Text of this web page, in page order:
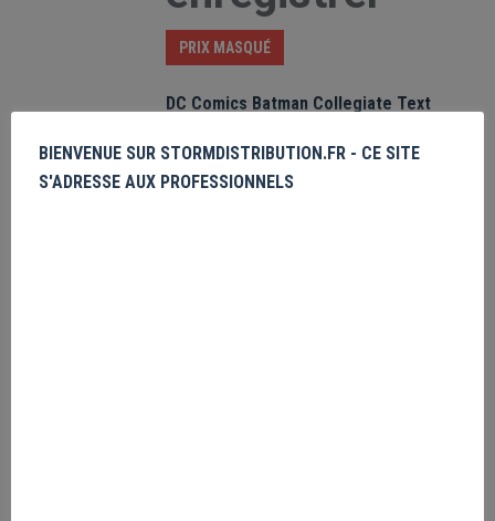
PRIX MASQUÉ
DC Comics Batman Collegiate Text
Veuillez vous
enregistrer
BIENVENUE SUR STORMDISTRIBUTION.FR - CE SITE
S'ADRESSE AUX PROFESSIONNELS